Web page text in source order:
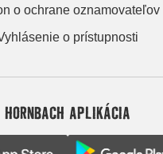
o ochrane oznamovateľov
o prístupnosti
HORNBACH APLIKÁCIA